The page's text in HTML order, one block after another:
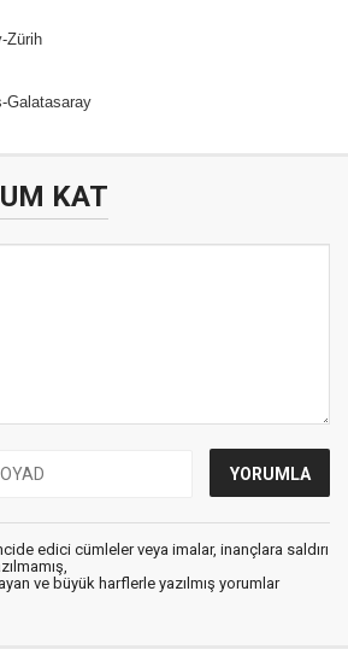
Zürih
Galatasaray
KAT
edici cümleler veya imalar, inançlara saldırı
ve büyük harflerle yazılmış yorumlar